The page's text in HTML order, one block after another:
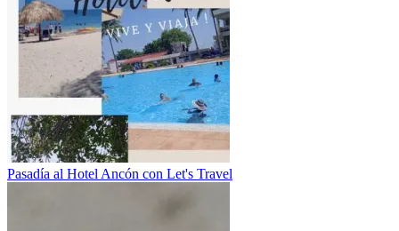
Pasadía al Hotel Ancón con Let's Travel